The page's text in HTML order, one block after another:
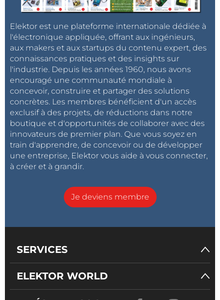
Elektor est une plateforme internationale dédiée à
l'électronique appliquée, offrant aux ingénieurs,
aux makers et aux startups du contenu expert, des
connaissances pratiques et des insights sur
l'industrie. Depuis les années 1960, nous avons
encouragé une communauté mondiale à
concevoir, construire et partager des solutions
concrètes. Les membres bénéficient d'un accès
exclusif à des projets, de réductions dans notre
boutique et d'opportunités de collaborer avec des
innovateurs de premier plan. Que vous soyez en
train d'apprendre, de concevoir ou de développer
une entreprise, Elektor vous aide à vous connecter,
à créer et à grandir.
Je deviens membre
SERVICES
ELEKTOR WORLD